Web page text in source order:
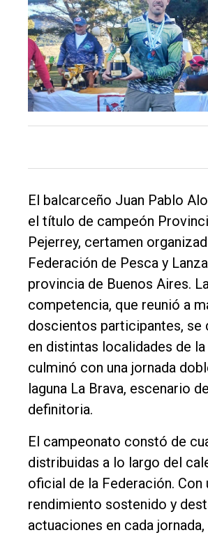
Balcarce
Inicio
Tendencia
Int.
Política
Cultura
Entrevistas
Rural
Deportes
Fúnebres
Edición
Empresa
Nosotros
Contacto
El balcarceño Juan Pablo
el título de campeón
Pejerrey, certamen
Federación de Pesca y
provincia de Buenos Aires. La
competencia, que reunió a
doscientos participantes, se
en distintas localidades de
culminó con una jornada
laguna La Brava, escenario
definitoria.
El campeonato constó de
distribuidas a lo largo del
oficial de la Federación. Con
rendimiento sostenido y
actuaciones en cada